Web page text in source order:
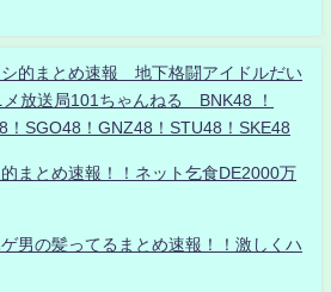
的まとめ速報 地下格闘アイドルだい
放送局101ちゃんねる BNK48 ！
！SGO48！GNZ48！STU48！SKE48
まとめ速報！！ネット乞食DE2000万
男の髪ってるまとめ速報！！激しくハ